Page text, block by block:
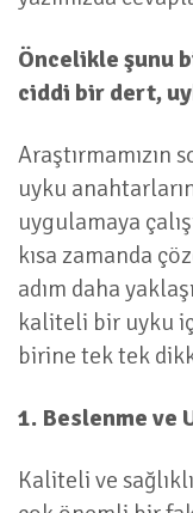
Öncelikle şunu
ciddi bir dert,
uyku
uygulamaya
kısa zamanda
adım daha
kaliteli bir uyku
birine tek tek
1. Beslenme ve
Kaliteli ve